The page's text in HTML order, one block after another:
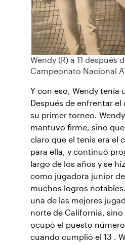
Wendy (R) a 11 después
Campeonato Nacional
Y con eso, Wendy tenía
Después de enfrentar el
su primer torneo.
mantuvo firme, sino
claro que el tenis era el
para ella, y continuó
largo de los años y se
como jugadora junior
muchos logros
una de las mejores
norte de California,
ocupó el puesto número
cuando cumplió el 13 .